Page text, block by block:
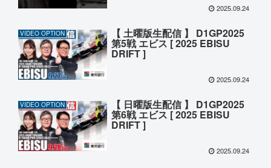
2025.09.24
VIDEO OPTION 【 土曜版生配信 】 D1GP2025
第5戦 エビス [ 2025 EBISU
DRIFT ]
2025.09.24
VIDEO OPTION 【 日曜版生配信 】 D1GP2025
第6戦 エビス [ 2025 EBISU
DRIFT ]
2025.09.24